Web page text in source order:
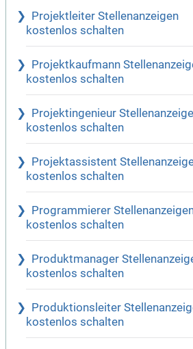
Projektleiter Stellenanzeigen
kostenlos schalten
Projektkaufmann
kostenlos schalten
Projektingenieur
kostenlos schalten
Projektassistent
kostenlos schalten
Programmierer
kostenlos schalten
Produktmanager
kostenlos schalten
Produktionsleiter
kostenlos schalten